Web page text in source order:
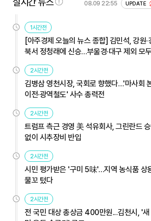
08.09 22:55 UPDATE
1시간전
[아주경제 오늘의 뉴스 종합] 김민석, 강원·
북서 정청래에 신승…부울경·대구 제외 모
었다 外
2시간전
김병삼 영천시장, 국회로 향했다…'마사회
이전·광역철도' 사수 총력전
2시간전
트럼프 측근 경영 美 석유회사, 그린란드
없이 시추장비 반입
2시간전
시민 평가받은 '구미 5味'…지역 농식품 상
물꼬 텄다
2시간전
전 국민 대상 총상금 400만원...김천시, '새